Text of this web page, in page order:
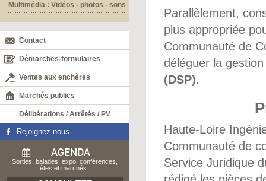
Multimédia : Vidéos - photos - sons
Contact
Démarches-formulaires
Ventes aux enchères
Marchés publics
Délibérations / Arrêtés / PV
Rejoignez-nous
AGENDA
Sorties, balades, expo, conférences,
fêtes et marchés...
Parallèlement,
plus appropriée
Communauté de
déléguer la
(DSP).
Haute-Loire
Communauté de
Service Juridique